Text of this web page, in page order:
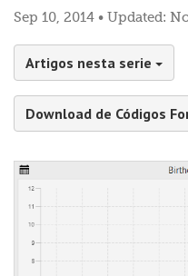
Sep 10, 2014 • Updated:
Artigos nesta serie
Download de Códigos